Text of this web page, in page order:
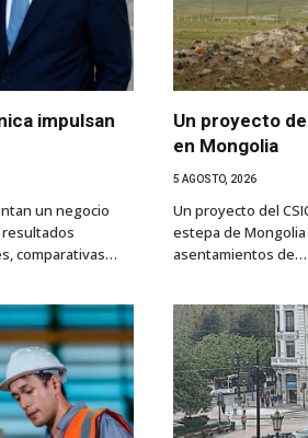
impulsan
un negocio
comparativas…
Un proyecto
en Mongolia
5 AGOSTO, 2026
Un proyecto del
estepa de
asentamientos de…